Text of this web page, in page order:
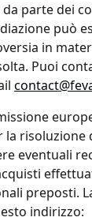
parte dei
può
in
Puoi
risoluzione
eventuali
preposti.
indirizzo: